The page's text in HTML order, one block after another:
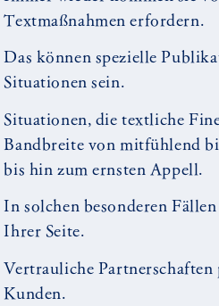
Textmaßnahmen erfordern.
Das können spezielle
Situationen sein.
Situationen, die textliche
Bandbreite von mitfühlend
bis hin zum ernsten Appell.
In solchen besonderen
Ihrer Seite.
Vertrauliche Partnerschaften
Kunden.